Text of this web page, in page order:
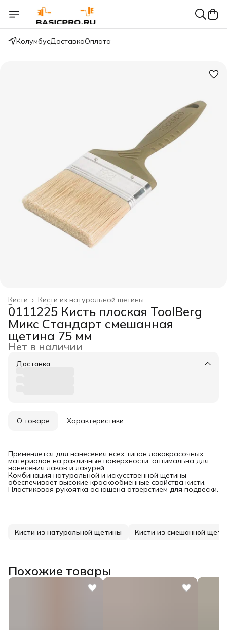
КолумбусДоставкаОплата
Кисти из натуральной щетины
Кисти ›
Малярный инструмент
Главная ›
0111225 Кисть плоская ToolBerg
Микс Стандарт смешанная
щетина 75 мм
Нет в наличии
Доставка
О товаре Характеристики
Применяется для нанесения всех типов лакокрасочных
материалов на различные поверхности, оптимальна для
нанесения лаков и лазурей.
Комбинация натуральной и искусственной щетины
обеспечивает высокие краскообменные свойства кисти.
Пластиковая рукоятка оснащена отверстием для подвески.
Кисти из натуральной щетины Кисти из смешанной
Похожие товары